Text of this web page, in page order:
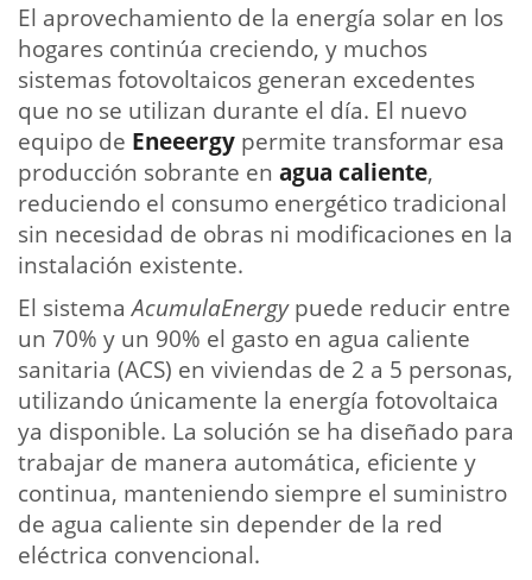
El aprovechamiento de la energía solar en los
hogares continúa creciendo, y muchos
sistemas fotovoltaicos generan excedentes
que no se utilizan durante el día. El nuevo
equipo de Eneeergy permite transformar esa
producción sobrante en agua caliente,
reduciendo el consumo energético tradicional
sin necesidad de obras ni modificaciones en la
instalación existente.
El sistemaAcumulaEnergypuede reducir entre
un 70% y un 90% el gasto en agua caliente
sanitaria (ACS) en viviendas de 2 a 5 personas,
utilizando únicamente la energía fotovoltaica
ya disponible. La solución se ha diseñado para
trabajar de manera automática, eficiente y
continua, manteniendo siempre el suministro
de agua caliente sin depender de la red
eléctrica convencional.